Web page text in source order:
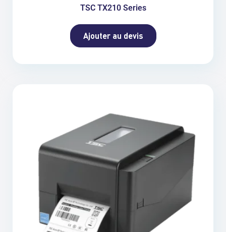
TSC TX210 Series
Ajouter au devis